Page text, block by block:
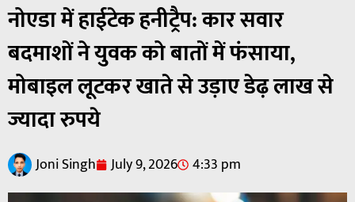
नोएडा में हाईटेक हनीट्रैप: कार सवार
बदमाशों ने युवक को बातों में फंसाया,
मोबाइल लूटकर खाते से उड़ाए डेढ़ लाख से
ज्यादा रुपये
Joni Singh July 9, 2026 4:33 pm